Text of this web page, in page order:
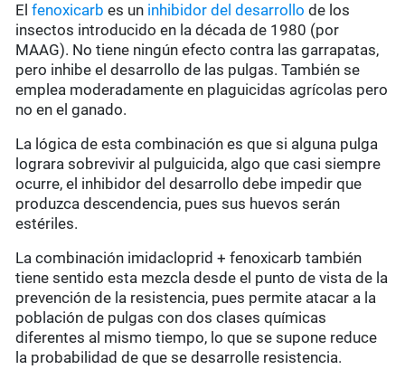
Elfenoxicarb es un inhibidor del desarrollode los
insectos introducido en la década de 1980 (por
MAAG). No tiene ningún efecto contra las garrapatas,
pero inhibe el desarrollo de las pulgas. También se
emplea moderadamente en plaguicidas agrícolas pero
no en el ganado.
La lógica de esta combinación es que si alguna pulga
lograra sobrevivir al pulguicida, algo que casi siempre
ocurre, el inhibidor del desarrollo debe impedir que
produzca descendencia, pues sus huevos serán
estériles.
La combinación imidacloprid + fenoxicarb también
tiene sentido esta mezcla desde el punto de vista de la
prevención de la resistencia, pues permite atacar a la
población de pulgas con dos clases químicas
diferentes al mismo tiempo, lo que se supone reduce
la probabilidad de que se desarrolle resistencia.